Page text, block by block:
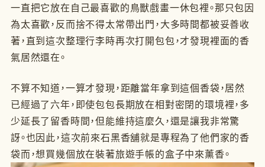
一直把它放在自己最喜歡的鳥獸戲畫一休包裡。那只包因
為太喜歡，反而捨不得太常帶出門，大多時間都被妥善收
著，直到這次整理行李時再次打開包包，才發現裡面的香
氣居然還在。
不算不知道，一算才發現，距離當年拿到這個香袋，居然
已經過了六年，即使包包長期放在相對密閉的環境裡，多
少延長了留香時間，但能維持這麼久，還是讓我非常驚
訝。也因此，這次前來石黑香舖就是專程為了他們家的香
袋而，想買幾個放在裝著旅遊手帳的盒子中來薰香。